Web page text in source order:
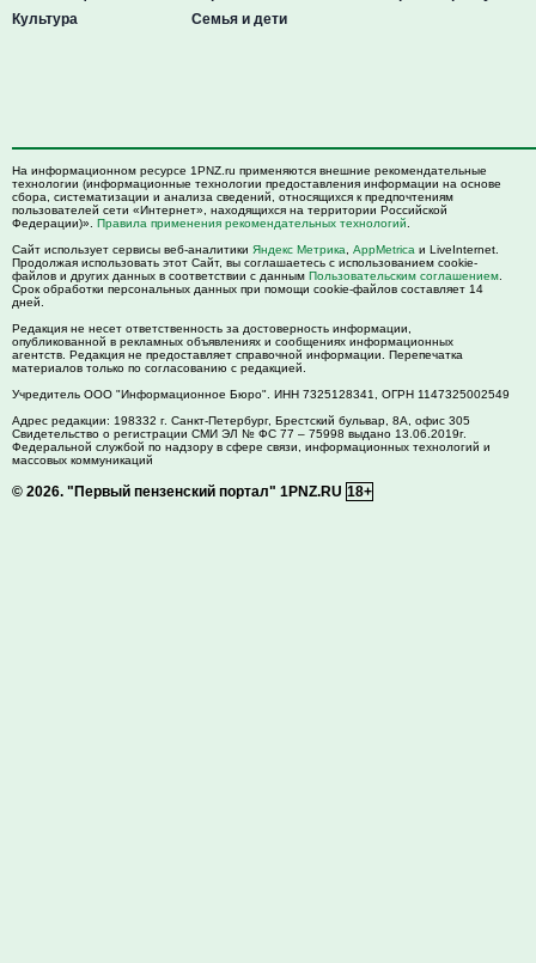
Культура
Семья и дети
На информационном ресурсе 1PNZ.ru применяются внешние рекомендательные
технологии (информационные технологии предоставления информации на основе
сбора, систематизации и анализа сведений, относящихся к предпочтениям
пользователей сети «Интернет», находящихся на территории Российской
Федерации)». Правила применения рекомендательных технологий
Сайт использует сервисы веб-аналитики Яндекс Метрика AppMetrica и LiveInternet.
Продолжая использовать этот Сайт, вы соглашаетесь с использованием cookie-
файлов и других данных в соответствии с данным Пользовательским соглашением
Срок обработки персональных данных при помощи cookie-файлов составляет 14
дней.
Редакция не несет ответственность за достоверность информации,
опубликованной в рекламных объявлениях и сообщениях информационных
агентств. Редакция не предоставляет справочной информации. Перепечатка
материалов только по согласованию с редакцией.
Учредитель ООО "Информационное Бюро". ИНН 7325128341, ОГРН 1147325002549
Адрес редакции: 198332 г. Санкт-Петербург, Брестский бульвар, 8А, офис 305
Свидетельство о регистрации СМИ ЭЛ № ФС 77 – 75998 выдано 13.06.2019г.
Федеральной службой по надзору в сфере связи, информационных технологий и
массовых коммуникаций
© 2026. "Первый пензенский портал" 1PNZ.RU 18+